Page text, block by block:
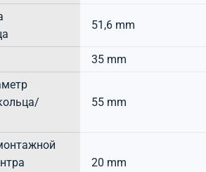
51,6 mm
35 mm
55 mm
20 mm